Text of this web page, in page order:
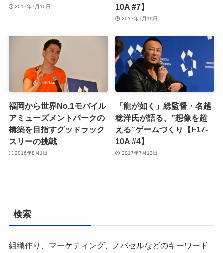
2017年7月10日
10A #7】
2017年7月19日
福岡から世界No.1モバイル
アミューズメントパークの
構築を目指すグッドラック
スリーの挑戦
2016年8月1日
「龍が如く」総監督・名越
稔洋氏が語る、”想像を超
える”ゲームづくり【F17-
10A #4】
2017年7月13日
検索
組織作り、マーケティング、ノバセルなどのキーワード